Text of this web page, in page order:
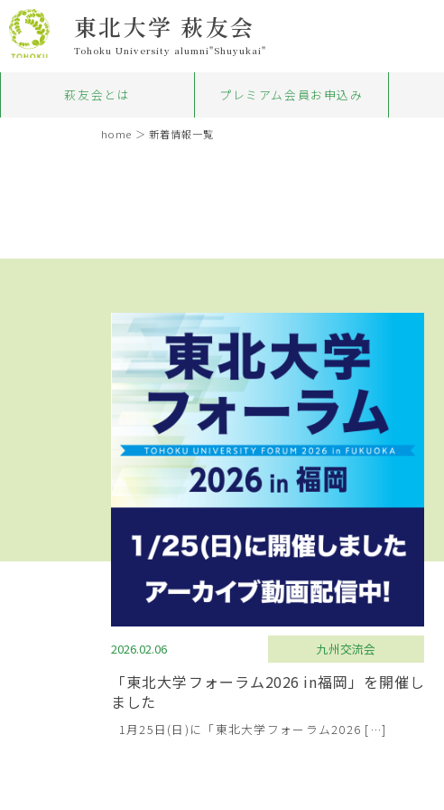
東北大学 萩友会
Tohoku University alumni"Shuyukai"
萩友会とは プレミアム会員お申込み
home ＞ 新着情報一覧
2026.02.06 九州交流会
「東北大学フォーラム2026 in福岡」を開催し
ました
1月25日(日)に「東北大学フォーラム2026 […]